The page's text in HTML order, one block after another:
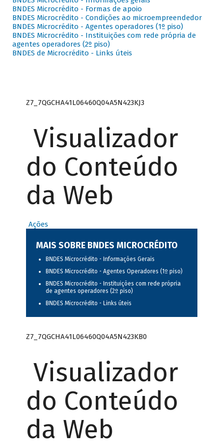
BNDES Microcrédito - Formas de apoio
BNDES Microcrédito - Condições ao microempreendedor
BNDES Microcrédito - Agentes operadores (1º piso)
BNDES Microcrédito - Instituições com rede própria de
agentes operadores (2º piso)
BNDES de Microcrédito - Links úteis
Z7_7QGCHA41L06460Q04A5N423KJ3
Visualizador
do Conteúdo
da Web
Ações
MAIS SOBRE BNDES MICROCRÉDITO
BNDES Microcrédito - Informações Gerais
BNDES Microcrédito - Agentes Operadores (1º piso)
BNDES Microcrédito - Instituições com rede própria
de agentes operadores (2º piso)
BNDES Microcrédito - Links úteis
Z7_7QGCHA41L06460Q04A5N423KB0
Visualizador
do Conteúdo
da Web